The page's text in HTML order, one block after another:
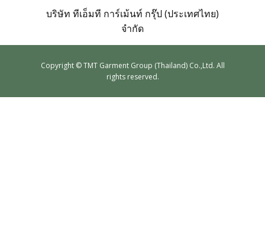
ตัวอย่างเสื้อสูทตามรูปแบบ
บริษัท ทีเอ็มที การ์เม้นท์ กรุ๊ป (ประเทศไทย)
จำกัด
Copyrig​ht © TMT Garment Group (Thailand) Co.,Ltd. All
rights reserved.